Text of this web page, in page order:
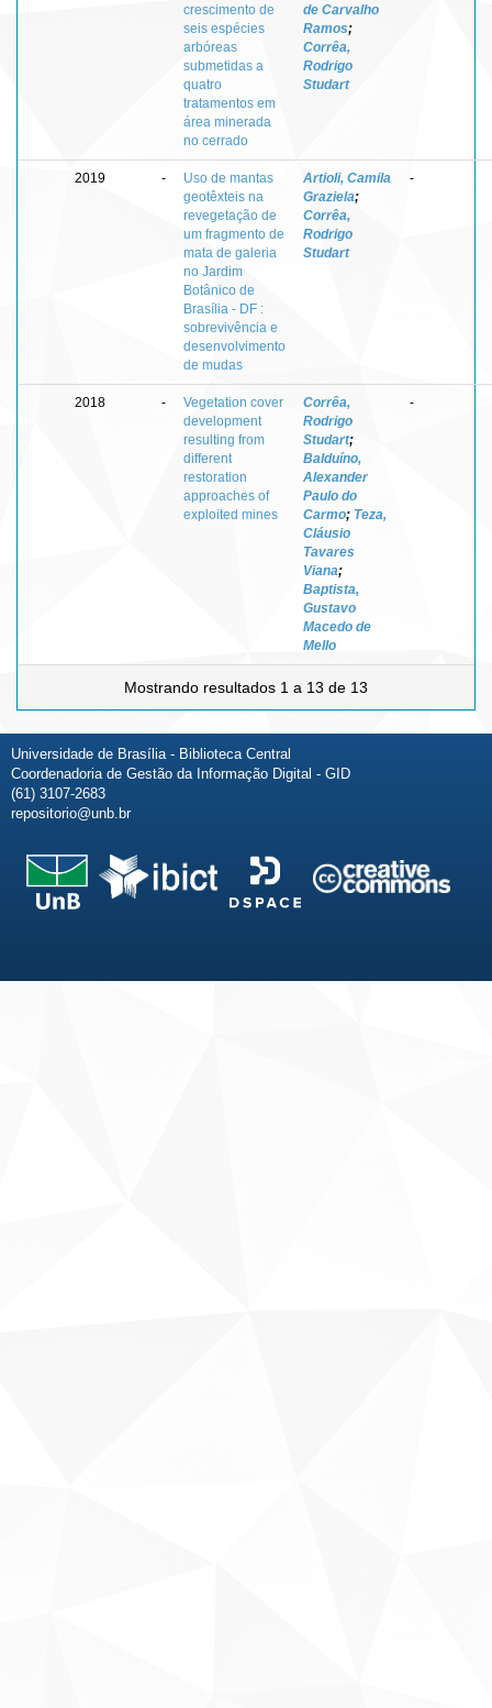
crescimento de
seis espécies
arbóreas
submetidas a
quatro
tratamentos em
área minerada
no cerrado
de Carvalho
Ramos;
Corrêa,
Rodrigo
Studart
2019 -
Uso de mantas
geotêxteis na
revegetação de
um fragmento de
mata de galeria
no Jardim
Botânico de
Brasília - DF :
sobrevivência e
desenvolvimento
de mudas
Artioli, Camila
Graziela;
Corrêa,
Rodrigo
Studart
-
2018 -
Vegetation cover
development
resulting from
different
restoration
approaches of
exploited mines
Corrêa,
Rodrigo
Studart;
Balduíno,
Alexander
Paulo do
Carmo; Teza,
Cláusio
Tavares
Viana;
Baptista,
Gustavo
Macedo de
Mello
-
Mostrando resultados 1 a 13 de 13
Universidade de Brasília - Biblioteca Central
Coordenadoria de Gestão da Informação Digital - GID
(61) 3107-2683
repositorio@unb.br